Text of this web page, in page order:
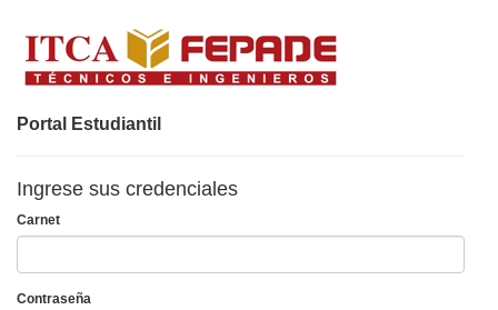
Portal Estudiantil
Ingrese sus credenciales
Carnet
Contraseña